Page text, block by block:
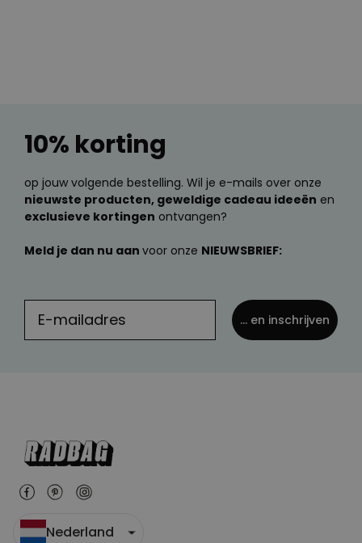
10% korting
op jouw volgende bestelling. Wil je e-mails over onze
nieuwste producten, geweldige cadeau ideeën en
exclusieve kortingen ontvangen?
Meld je dan nu aan voor onze NIEUWSBRIEF:
... en inschrijven
Nederland